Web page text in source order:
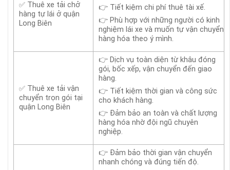
✅ Thuê xe tải chở
hàng tự lái ở quận
Long Biên
👉 Tiết kiệm chi phí thuê tài xế.
👉 Phù hợp với những người có kinh
nghiệm lái xe và muốn tự vận chuyển
hàng hóa theo ý mình.
✅ Thuê xe tải vận
chuyển trọn gói tại
quận Long Biên
👉 Dịch vụ toàn diện từ khâu đóng
gói, bốc xếp, vận chuyển đến giao
hàng.
👉 Tiết kiệm thời gian và công sức
cho khách hàng.
👉 Đảm bảo an toàn và chất lượng
hàng hóa nhờ đội ngũ chuyên
nghiệp.
👉 Đảm bảo thời gian vận chuyển
nhanh chóng và đúng tiến độ.